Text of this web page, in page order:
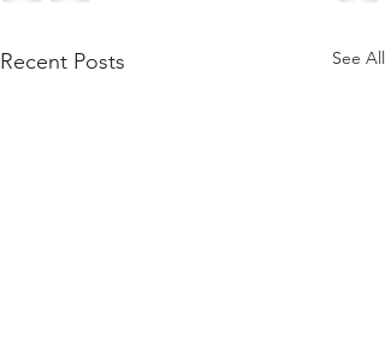
Recent Posts See All